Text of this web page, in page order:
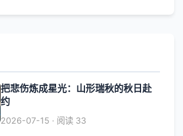
把悲伤炼成星光：山形瑞秋的秋日赴
约
2026-07-15 · 阅读 33